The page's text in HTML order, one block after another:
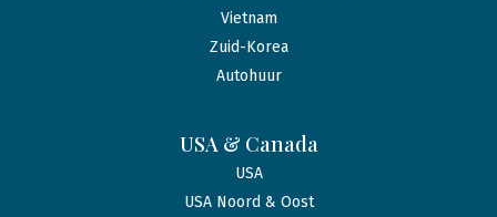
Vietnam
Zuid-Korea
Autohuur
USA & Canada
USA
USA Noord & Oost